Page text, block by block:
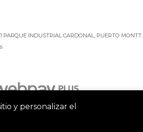
PARQUE INDUSTRIAL CARDONAL, PUERTO MONTT.
y personalizar el